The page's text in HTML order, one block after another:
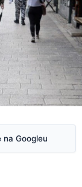
na Googleu